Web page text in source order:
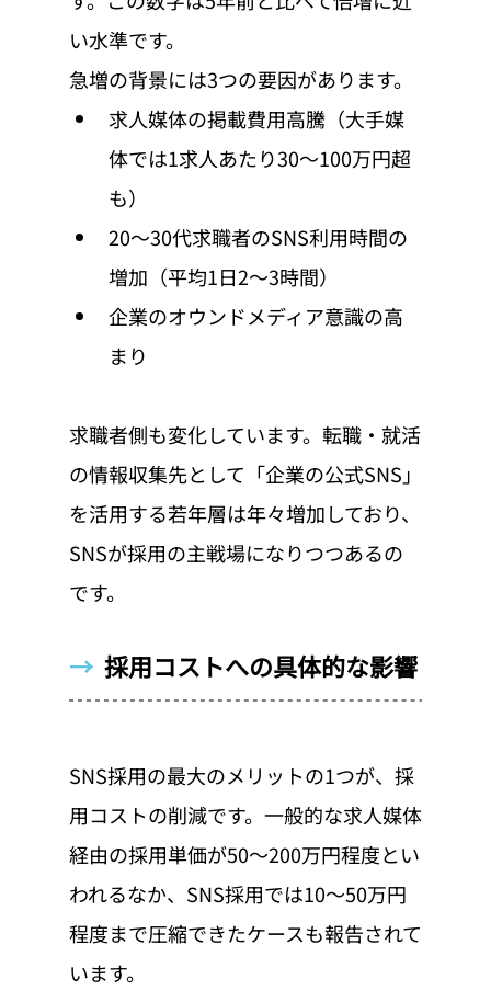
い水準です。
急増の背景には3つの要因があります。
求人媒体の掲載費用高騰（大手媒
体では1求人あたり30〜100万円超
も）
20〜30代求職者のSNS利用時間の
増加（平均1日2〜3時間）
企業のオウンドメディア意識の高
まり
求職者側も変化しています。転職・就活
の情報収集先として「企業の公式SNS」
を活用する若年層は年々増加しており、
SNSが採用の主戦場になりつつあるの
です。
→ 採用コストへの具体的な影響
SNS採用の最大のメリットの1つが、採
用コストの削減です。一般的な求人媒体
経由の採用単価が50〜200万円程度とい
われるなか、SNS採用では10〜50万円
程度まで圧縮できたケースも報告されて
います。